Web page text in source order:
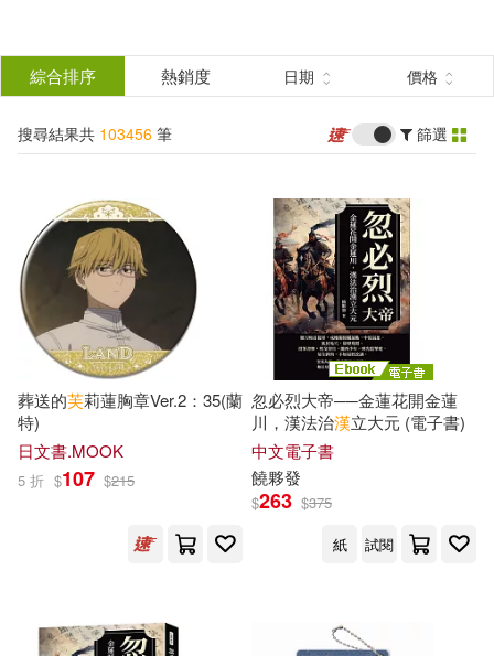
結
選
分類 (單選)
所有商品(103456)
圖書(74190) 影音(3465)
雜誌(2724) 售票網(5)
美妝(1728)
家居生活(2510) 美食(1351)
3C(1958) 家電(264)
設計文具(1639)
無印良品(41)
展開
作者 (可複選)
本書編寫組(198)
美國迪士尼公司(159)
蘇青和(155)
展開
出版社 (可複選)
綜合排序 熱銷度 日期 價格
搜尋結果共 103456 筆 篩選
葬送的芙莉蓮胸章Ver.2：35(蘭
特)
日文書.MOOK
5 折 $107 $215
忽必烈大帝──金蓮花開金蓮
川，漢法治漢立大元 (電子書)
中文電子書
饒夥發
$263 $375
紙
試閱